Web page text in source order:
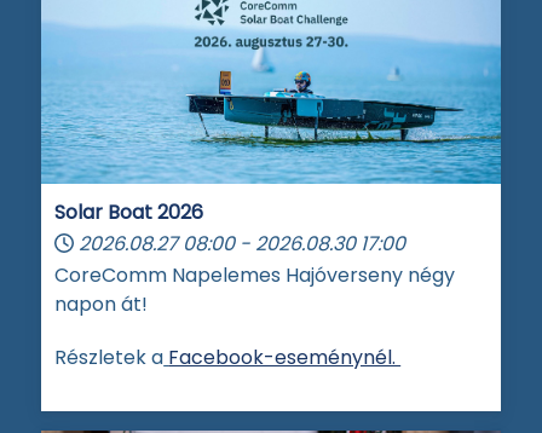
Solar Boat 2026
2026.08.27 08:00 - 2026.08.30 17:00
CoreComm Napelemes Hajóverseny négy
napon át!
Részletek a Facebook-eseménynél.